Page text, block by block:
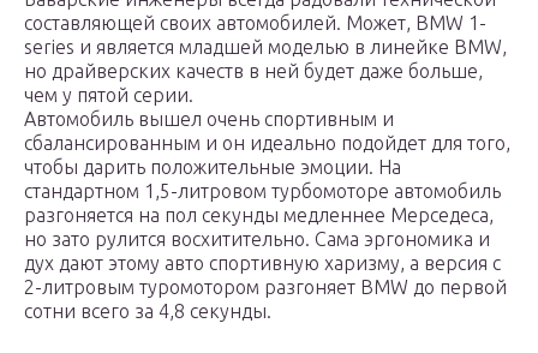
составляющей своих автомобилей. Может, BMW 1-
series и является младшей моделью в линейке BMW,
но драйверских качеств в ней будет даже больше,
чем у пятой серии.
Автомобиль вышел очень спортивным и
сбалансированным и он идеально подойдет для того,
чтобы дарить положительные эмоции. На
стандартном 1,5-литровом турбомоторе автомобиль
разгоняется на пол секунды медленнее Мерседеса,
но зато рулится восхитительно. Сама эргономика и
дух дают этому авто спортивную харизму, а версия с
2-литровым туромотором разгоняет BMW до первой
сотни всего за 4,8 секунды.